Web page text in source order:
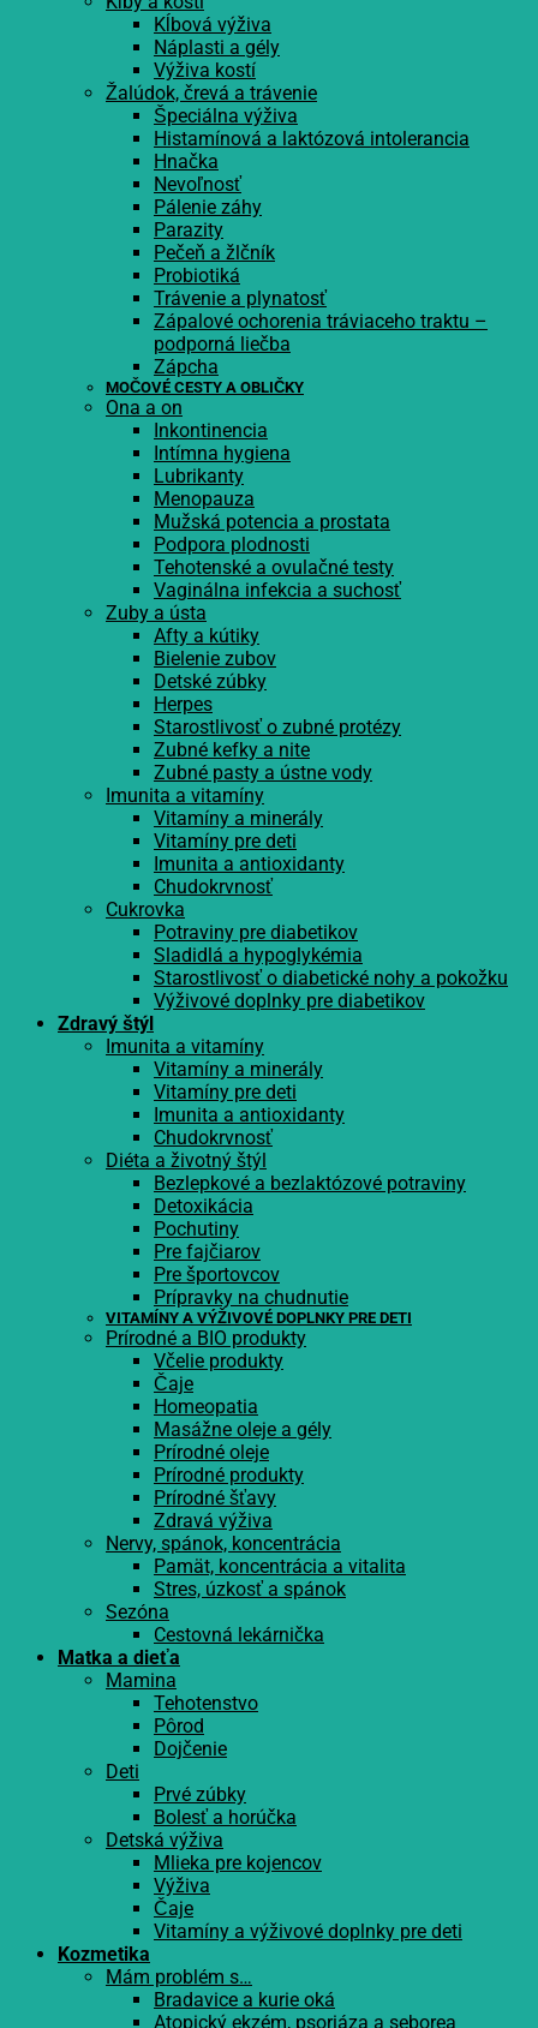
Kĺbová výživa
Náplasti a gély
Výživa kostí
Žalúdok, črevá a trávenie
Špeciálna výživa
Histamínová a laktózová intolerancia
Hnačka
Nevoľnosť
Pálenie záhy
Parazity
Pečeň a žlčník
Probiotiká
Trávenie a plynatosť
Zápalové ochorenia tráviaceho traktu –
podporná liečba
Zápcha
MOČOVÉ CESTY A OBLIČKY
Ona a on
Inkontinencia
Intímna hygiena
Lubrikanty
Menopauza
Mužská potencia a prostata
Podpora plodnosti
Tehotenské a ovulačné testy
Vaginálna infekcia a suchosť
Zuby a ústa
Afty a kútiky
Bielenie zubov
Detské zúbky
Herpes
Starostlivosť o zubné protézy
Zubné kefky a nite
Zubné pasty a ústne vody
Imunita a vitamíny
Vitamíny a minerály
Vitamíny pre deti
Imunita a antioxidanty
Chudokrvnosť
Cukrovka
Potraviny pre diabetikov
Sladidlá a hypoglykémia
Starostlivosť o diabetické nohy a pokožku
Výživové doplnky pre diabetikov
Zdravý štýl
Imunita a vitamíny
Vitamíny a minerály
Vitamíny pre deti
Imunita a antioxidanty
Chudokrvnosť
Diéta a životný štýl
Bezlepkové a bezlaktózové potraviny
Detoxikácia
Pochutiny
Pre fajčiarov
Pre športovcov
Prípravky na chudnutie
VITAMÍNY A VÝŽIVOVÉ DOPLNKY PRE DETI
Prírodné a BIO produkty
Včelie produkty
Čaje
Homeopatia
Masážne oleje a gély
Prírodné oleje
Prírodné produkty
Prírodné šťavy
Zdravá výživa
Nervy, spánok, koncentrácia
Pamät, koncentrácia a vitalita
Stres, úzkosť a spánok
Sezóna
Cestovná lekárnička
Matka a dieťa
Mamina
Tehotenstvo
Pôrod
Dojčenie
Deti
Prvé zúbky
Bolesť a horúčka
Detská výživa
Mlieka pre kojencov
Výživa
Čaje
Vitamíny a výživové doplnky pre deti
Kozmetika
Mám problém s…
Bradavice a kurie oká
Atopický ekzém, psoriáza a seborea